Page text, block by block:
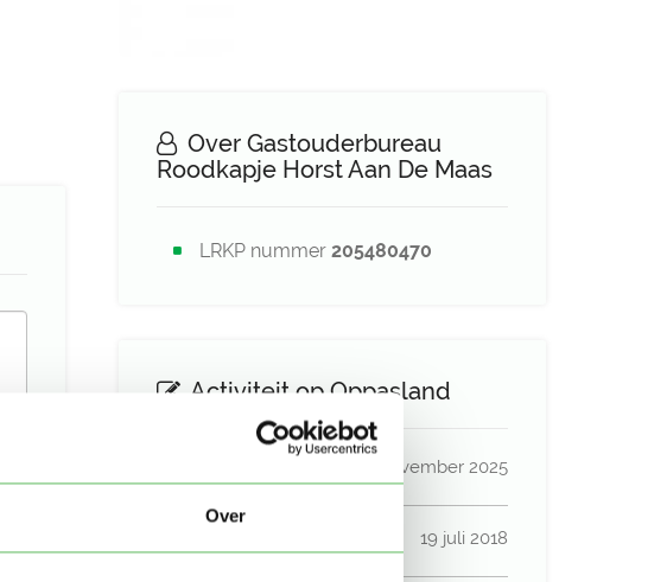
Over
Over Gastouderbureau
Roodkapje Horst Aan De Maas
LRKP nummer 205480470
Activiteit op Oppasland
13 november 2025
19 juli 2018